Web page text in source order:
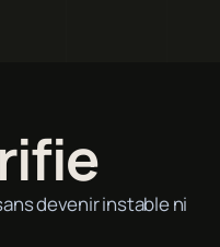
devenir instable ni